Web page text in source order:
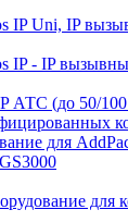
IP Uni, IP
IP - IP
АТС (до 50/
для
для